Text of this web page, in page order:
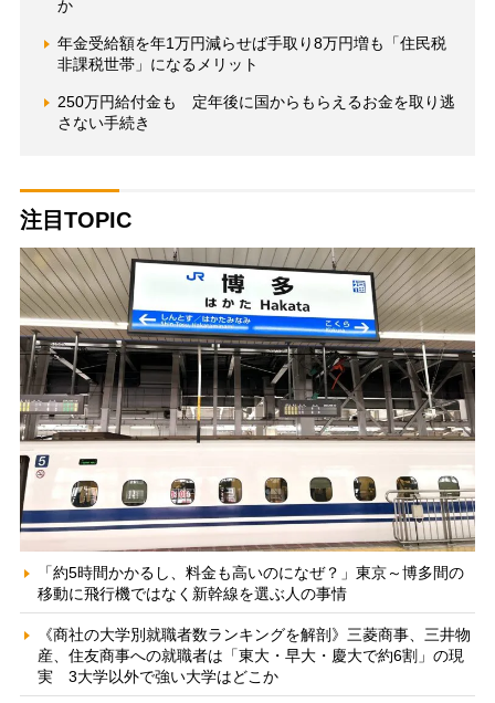
か
年金受給額を年1万円減らせば手取り8万円増も「住民税
非課税世帯」になるメリット
250万円給付金も 定年後に国からもらえるお金を取り逃
さない手続き
注目TOPIC
「約5時間かかるし、料金も高いのになぜ？」東京～博多間の
移動に飛行機ではなく新幹線を選ぶ人の事情
《商社の大学別就職者数ランキングを解剖》三菱商事、三井物
産、住友商事への就職者は「東大・早大・慶大で約6割」の現
実 3大学以外で強い大学はどこか